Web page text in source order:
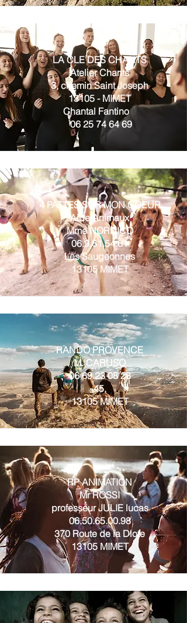
LA CLE DES CHANTS
Atelier Chants
3, chemin Saint Joseph
13105 - MIMET
Chantal Fantino
06 25 74 64 69
4 PATTES SUR MON COEUR
Aide Animaux
Mme NORDICO
06.9.61.54.61
Les Saugeonnes
13105 MIMET
RANDO PROVENCE
M. CARUSO
06 69 23 08 28
45,
13105 MIMET
RP ANIMATION
Mr ROSSI
professeur JULIE lucas
06.50.65.00.98
370 Route de la Diote
13105 MIMET